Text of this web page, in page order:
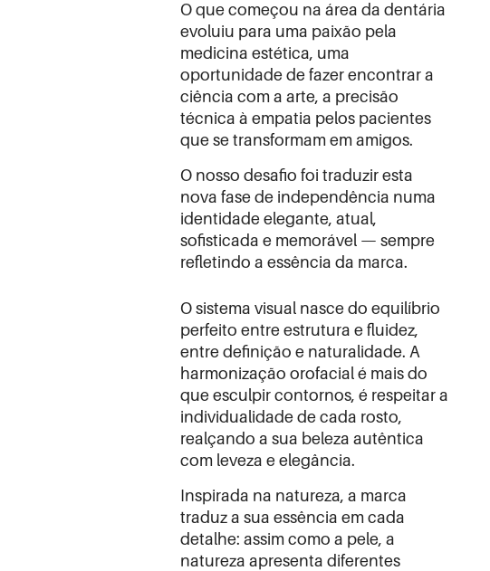
O que começou na área da dentária
evoluiu para uma paixão pela
medicina estética, uma
oportunidade de fazer encontrar a
ciência com a arte, a precisão
técnica à empatia pelos pacientes
que se transformam em amigos.
O nosso desafio foi traduzir esta
nova fase de independência numa
identidade elegante, atual,
sofisticada e memorável — sempre
refletindo a essência da marca.
O sistema visual nasce do equilíbrio
perfeito entre estrutura e fluidez,
entre definição e naturalidade. A
harmonização orofacial é mais do
que esculpir contornos, é respeitar a
individualidade de cada rosto,
realçando a sua beleza autêntica
com leveza e elegância.
Inspirada na natureza, a marca
traduz a sua essência em cada
detalhe: assim como a pele, a
natureza apresenta diferentes